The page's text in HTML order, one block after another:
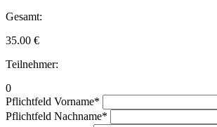
Gesamt:
35.00 €
Teilnehmer:
0
Pflichtfeld Vorname*
Pflichtfeld Nachname*